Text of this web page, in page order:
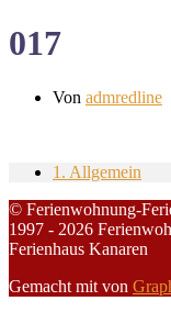
017
Von admredline
1. Allgemein
© Ferienwohnung-
1997 - 2026
Ferienhaus Kanaren
Gemacht mit von